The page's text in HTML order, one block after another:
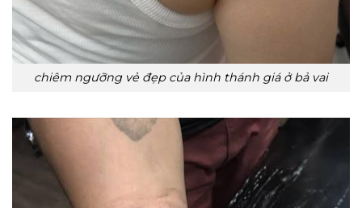
chiêm ngưỡng vẻ đẹp của hình thánh giá ở bả vai